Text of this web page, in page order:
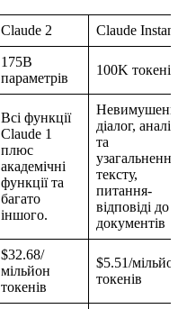
Claude 2 Claude Instant
175B
параметрів
100K токенів
Всі функції
Claude 1
плюс
академічні
функції та
багато
іншого.
діалог, аналіз
та
узагальнення
тексту,
питання-
відповіді до
документів
$32.68/
мільйон
токенів
$5.51/
токенів